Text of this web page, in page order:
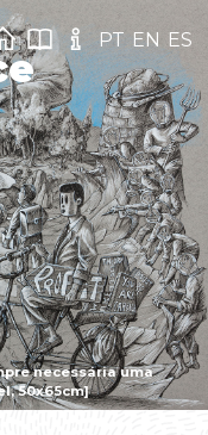
necessária uma
50x65cm]
PT EN ES